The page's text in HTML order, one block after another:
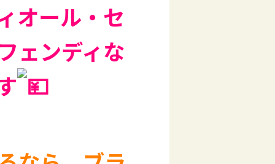
オール・セ
ェンディな